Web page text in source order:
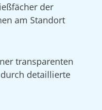
der
am Standort
transparenten
detaillierte